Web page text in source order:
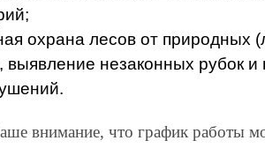
охрана лесов от природных
выявление незаконных рубок и
внимание, что график работы